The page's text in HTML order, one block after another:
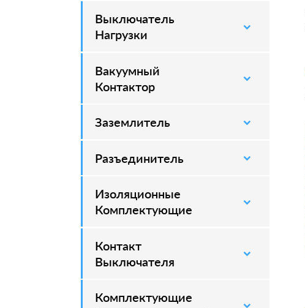
Выключатель
Нагрузки
–
Вакуумный
Контактор
–
Заземлитель
–
Разъединитель
–
Изоляционные
Комплектующие
–
Контакт
Выключателя
–
Комплектующие
–